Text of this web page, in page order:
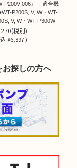
P200V-006』 適合機
P200S, V, W・WT-
V, W・WT-P300W
(税別)
¥6,897 )
お探しの方へ